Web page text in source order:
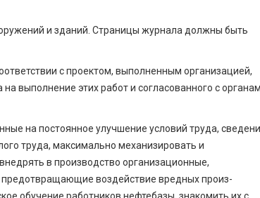
и зданий. Страницы журнала должны быть
с проектом, выполненным организацией,
выполнение этих работ и согласованного с
на пос­тоянное улучшение условий труда,
труда, максимально механизировать и
в производство организационные,
предотвращающие воздействие вредных произ­